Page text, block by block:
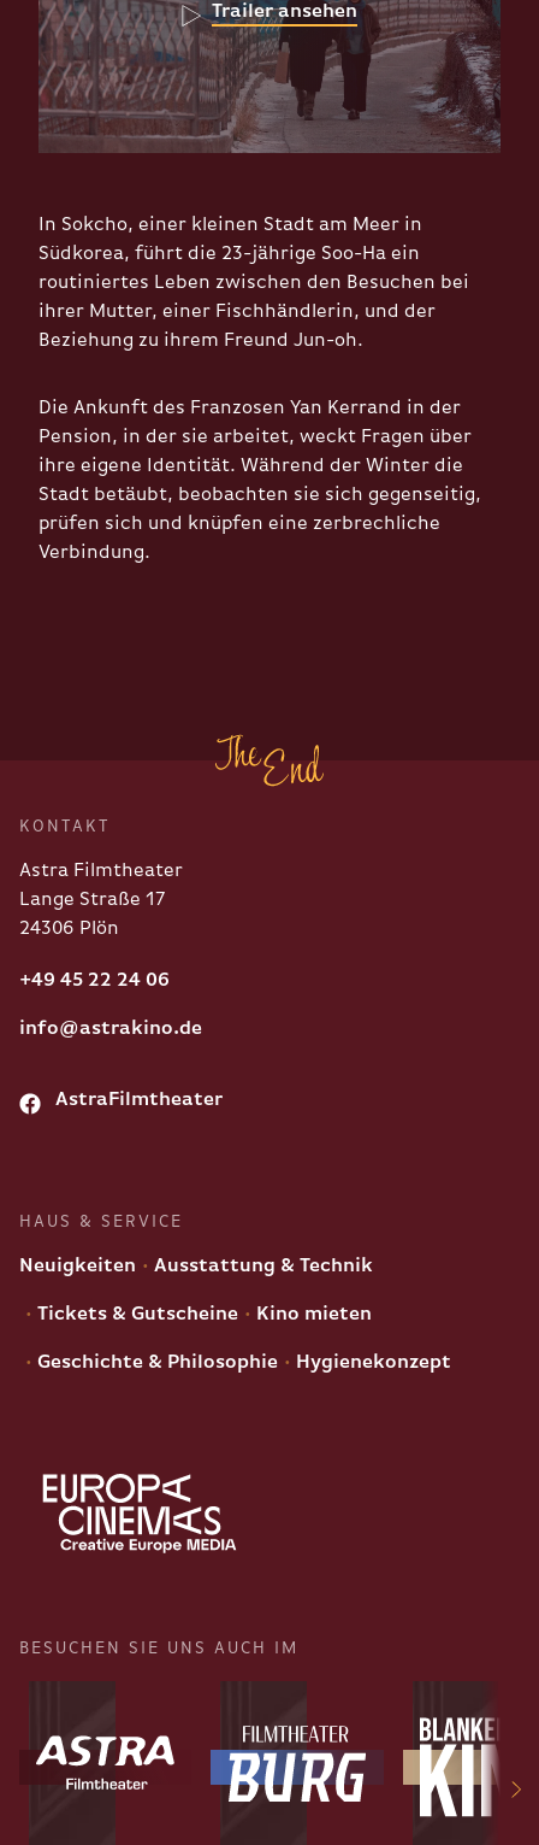
Trailer ansehen
In Sokcho, einer kleinen Stadt am Meer in
Südkorea, führt die 23-jährige Soo-Ha ein
routiniertes Leben zwischen den Besuchen bei
ihrer Mutter, einer Fischhändlerin, und der
Beziehung zu ihrem Freund Jun-oh.
Die Ankunft des Franzosen Yan Kerrand in der
Pension, in der sie arbeitet, weckt Fragen über
ihre eigene Identität. Während der Winter die
Stadt betäubt, beobachten sie sich gegenseitig,
prüfen sich und knüpfen eine zerbrechliche
Verbindung.
KONTAKT
Astra Filmtheater
Lange Straße 17
24306 Plön
+49 45 22 24 06
info@astrakino.de
AstraFilmtheater
HAUS & SERVICE
Neuigkeiten Ausstattung & Technik
Tickets & Gutscheine Kino mieten
Geschichte & Philosophie Hygienekonzept
BESUCHEN SIE UNS AUCH IM